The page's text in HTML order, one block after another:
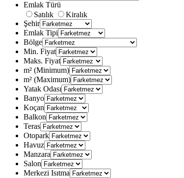
Emlak Türü
Satılık
Kiralık
Şehir
Emlak Tipi
Bölge
Min. Fiyat
Maks. Fiyat
m² (Minimum)
m² (Maximum)
Yatak Odası
Banyo
Koçan
Balkon
Teras
Otopark
Havuz
Manzara
Salon
Merkezi Isıtma